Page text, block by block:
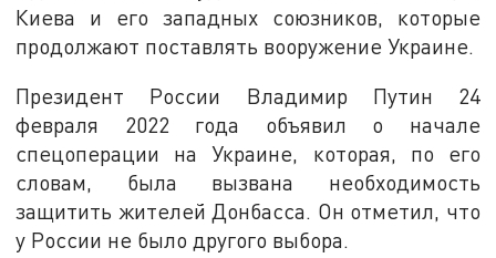
Киева и его западных союзников, которые
продолжают поставлять вооружение Украине.
Президент России Владимир Путин 24
февраля 2022 года объявил о начале
спецоперации на Украине, которая, по его
словам, была вызвана необходимость
защитить жителей Донбасса. Он отметил, что
у России не было другого выбора.